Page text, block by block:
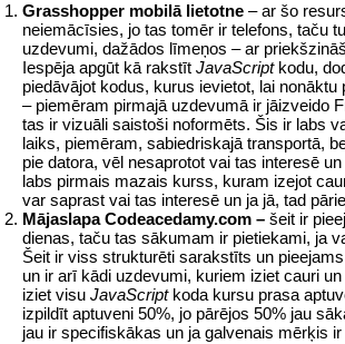
Grasshopper mobilā lietotne – ar šo
neiemācīsies, jo tas tomēr ir telefons, taču
uzdevumi, dažādos līmeņos – ar
Iespēja apgūt kā rakstīt JavaScriptkodu,
piedāvājot kodus, kurus ievietot, lai
– piemēram pirmajā uzdevumā ir jāizveido
tas ir vizuāli saistoši noformēts. Šis ir labs
laiks, piemēram, sabiedriskajā transportā,
pie datora, vēl nesaprotot vai tas interesē
labs pirmais mazais kurss, kuram izejot
var saprast vai tas interesē un ja jā, tad
Mājaslapa Codeacedamy.com – šeit ir
dienas, taču tas sākumam ir pietiekami, ja
Šeit ir viss strukturēti sarakstīts un
un ir arī kādi uzdevumi, kuriem iziet cauri
iziet visu JavaScriptkoda kursu prasa
izpildīt aptuveni 50%, jo pārējos 50% jau
jau ir specifiskākas un ja galvenais mērķis